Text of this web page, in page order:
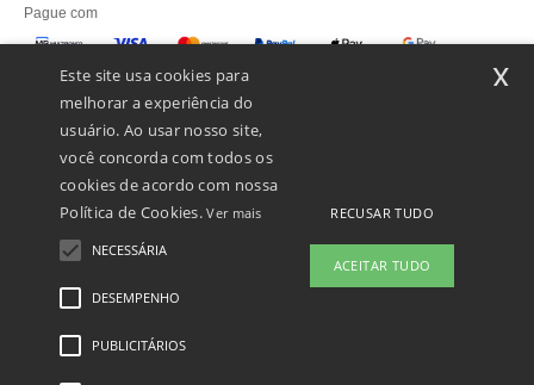
Pague com
Enviamos com
Menções Legais-Política de Privacidade
Este site usa cookies para
melhorar a experiência do
usuário. Ao usar nosso site,
você concorda com todos os
cookies de acordo com nossa
Política de Cookies.Ver mais
NECESSÁRIA
DESEMPENHO
PUBLICITÁRIOS
RECUSAR TUDO
ACEITAR TUDO
x